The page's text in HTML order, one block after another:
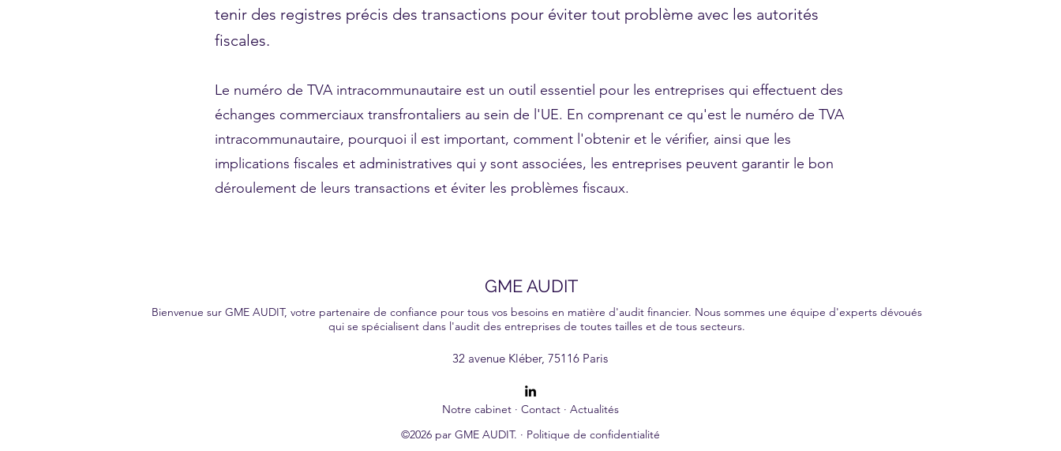
tenir des registres précis des transactions pour éviter tout problème avec les autorités
fiscales.
Le numéro de TVA intracommunautaire est un outil essentiel pour les entreprises qui effectuent des
échanges commerciaux transfrontaliers au sein de l'UE. En comprenant ce qu'est le numéro de TVA
intracommunautaire, pourquoi il est important, comment l'obtenir et le vérifier, ainsi que les
implications fiscales et administratives qui y sont associées, les entreprises peuvent garantir le bon
déroulement de leurs transactions et éviter les problèmes fiscaux.
GME AUDIT
Bienvenue sur GME AUDIT, votre partenaire de confiance pour tous vos besoins en matière d'audit financier. Nous sommes une équipe d'experts dévoués
qui se spécialisent dans l'audit des entreprises de toutes tailles et de tous secteurs.
32 avenue Kléber, 75116 Paris
Notre cabinet · Contact · Actualités
©2026 par GME AUDIT. · Politique de confidentialité